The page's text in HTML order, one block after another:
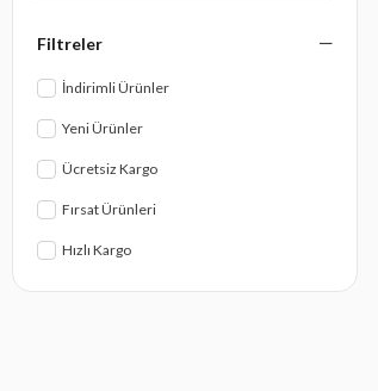
Filtreler
İndirimli Ürünler
Yeni Ürünler
Ücretsiz Kargo
Fırsat Ürünleri
Hızlı Kargo